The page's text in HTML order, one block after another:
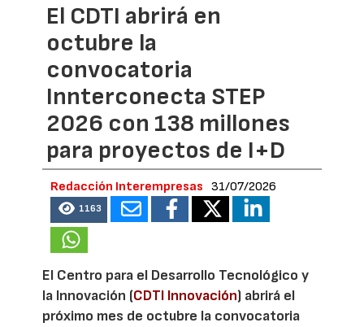
El CDTI abrirá en
octubre la
convocatoria
Innterconecta STEP
2026 con 138 millones
para proyectos de I+D
Redacción Interempresas 31/07/2026
1163
El Centro para el Desarrollo Tecnológico y
la Innovación (CDTI Innovación) abrirá el
próximo mes de octubre la convocatoria